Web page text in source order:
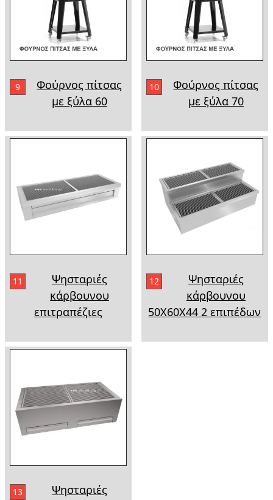
9
Φούρνος πίτσας
με ξύλα 60
10
Φούρνος πίτσας
με ξύλα 70
11
Ψησταριές
κάρβουνου
επιτραπέζιες
12
Ψησταριές
κάρβουνου
50Χ60Χ44 2 επιπέδων
13
Ψησταριές